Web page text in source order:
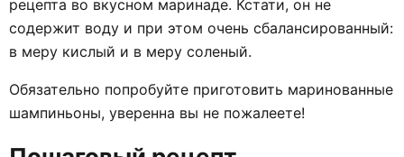
рецепта во вкусном маринаде. Кстати, он не
содержит воду и при этом очень сбалансированный:
в меру кислый и в меру соленый.
Обязательно попробуйте приготовить маринованные
шампиньоны, уверенна вы не пожалеете!